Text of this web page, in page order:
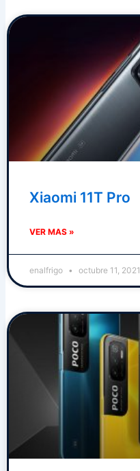
Xiaomi 11T Pro
VER MAS »
enalfrigo octubre 11, 2021